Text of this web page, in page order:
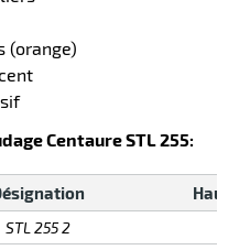
(orange)
Centaure STL 255:
STL 255 2